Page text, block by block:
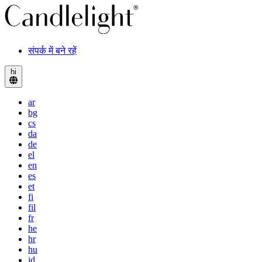
संपर्क में बने रहें
hi
ar
bg
cs
da
de
el
en
es
et
fi
fil
fr
he
hr
hu
id